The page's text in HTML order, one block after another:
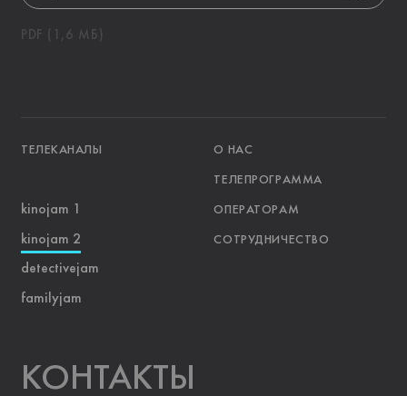
PDF (1,6 МБ)
ТЕЛЕКАНАЛЫ О НАС
ТЕЛЕПРОГРАММА
ОПЕРАТОРАМ
СОТРУДНИЧЕСТВО
kinojam 1
kinojam 2
detectivejam
familyjam
KOНТАКТЫ